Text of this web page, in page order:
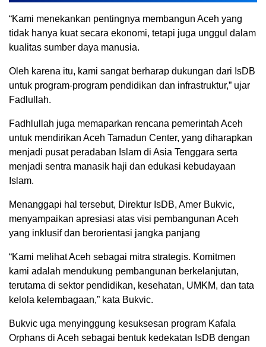
“Kami menekankan pentingnya membangun Aceh yang
tidak hanya kuat secara ekonomi, tetapi juga unggul dalam
kualitas sumber daya manusia.
Oleh karena itu, kami sangat berharap dukungan dari IsDB
untuk program-program pendidikan dan infrastruktur,” ujar
Fadlullah.
Fadhlullah juga memaparkan rencana pemerintah Aceh
untuk mendirikan Aceh Tamadun Center, yang diharapkan
menjadi pusat peradaban Islam di Asia Tenggara serta
menjadi sentra manasik haji dan edukasi kebudayaan
Islam.
Menanggapi hal tersebut, Direktur IsDB, Amer Bukvic,
menyampaikan apresiasi atas visi pembangunan Aceh
yang inklusif dan berorientasi jangka panjang
“Kami melihat Aceh sebagai mitra strategis. Komitmen
kami adalah mendukung pembangunan berkelanjutan,
terutama di sektor pendidikan, kesehatan, UMKM, dan tata
kelola kelembagaan,” kata Bukvic.
Bukvic uga menyinggung kesuksesan program Kafala
Orphans di Aceh sebagai bentuk kedekatan IsDB dengan